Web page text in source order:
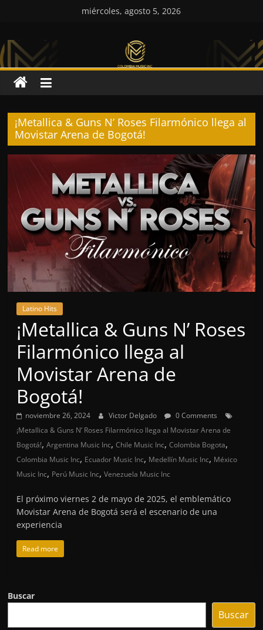
miércoles, agosto 5, 2026
Colombia
Music
Inc
Colombia
Music
¡Metallica & Guns N’ Roses Filarmónico llega al
Movistar Arena de Bogotá!
Latino Hits
¡Metallica & Guns N’ Roses
Filarmónico llega al
Movistar Arena de
Bogotá!
noviembre 26, 2024 Victor Delgado
0 Comments
¡Metallica & Guns N’ Roses Filarmónico llega al Movistar Arena de
Bogotá!,Argentina Music Inc,Chile Music Inc,Colombia Bogota,
Colombia Music Inc, Ecuador Music Inc, Medellín Music Inc, México
Music Inc, Perú Music Inc,Venezuela Music Inc
El próximo viernes 2 de mayo de 2025, el emblemático
Movistar Arena de Bogotá será el escenario de una
experiencia
Read more
Buscar
Buscar